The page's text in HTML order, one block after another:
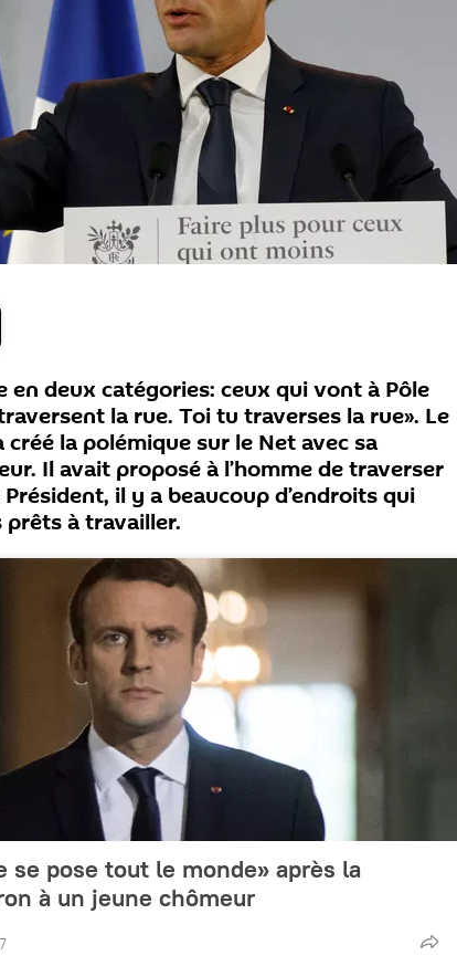
en deux catégories: ceux qui vont à Pôle
la rue. Toi tu traverses la rue». Le
la polémique sur le Net avec sa
Il avait proposé à l’homme de traverser
Président, il y a beaucoup d’endroits qui
à travailler.
se pose tout le monde» après la
à un jeune chômeur